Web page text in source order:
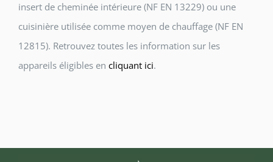
insert de cheminée intérieure (NF EN 13229) ou une
cuisinière utilisée comme moyen de chauffage (NF EN
12815). Retrouvez toutes les information sur les
appareils éligibles en cliquant ici.